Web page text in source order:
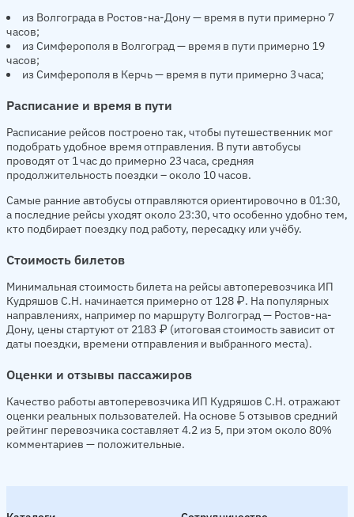
из Волгограда в Ростов-на-Дону — время в пути примерно 7
часов;
из Симферополя в Волгоград — время в пути примерно 19
часов;
из Симферополя в Керчь — время в пути примерно 3 часа;
Расписание и время в пути
Расписание рейсов построено так, чтобы путешественник мог
подобрать удобное время отправления. В пути автобусы
проводят от 1 час до примерно 23 часа, средняя
продолжительность поездки – около 10 часов.
Самые ранние автобусы отправляются ориентировочно в 01:30,
а последние рейсы уходят около 23:30, что особенно удобно тем,
кто подбирает поездку под работу, пересадку или учёбу.
Стоимость билетов
Минимальная стоимость билета на рейсы автоперевозчика ИП
Кудряшов С.Н. начинается примерно от 128 ₽. На популярных
направлениях, например по маршруту Волгоград — Ростов-на-
Дону, цены стартуют от 2183 ₽ (итоговая стоимость зависит от
даты поездки, времени отправления и выбранного места).
Оценки и отзывы пассажиров
Качество работы автоперевозчика ИП Кудряшов С.Н. отражают
оценки реальных пользователей. На основе 5 отзывов средний
рейтинг перевозчика составляет 4.2 из 5, при этом около 80%
комментариев — положительные.